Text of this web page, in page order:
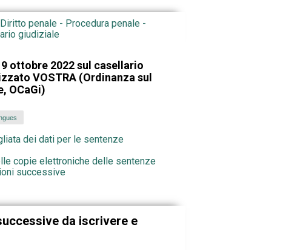
penale - Procedura penale -
giudiziale
ottobre 2022 sul casellario
VOSTRA (Ordinanza sul
OCaGi)
dei dati per le sentenze
copie elettroniche delle sentenze
successive
da iscrivere e